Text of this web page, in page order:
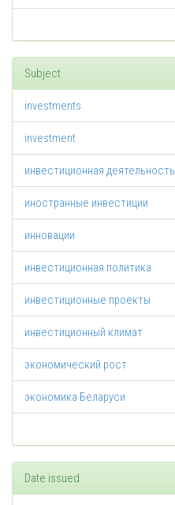
Subject
investments
investment
инвестиционная деятельность
иностранные инвестиции
инновации
инвестиционная политика
инвестиционные проекты
инвестиционный климат
экономический рост
экономика Беларуси
Date issued